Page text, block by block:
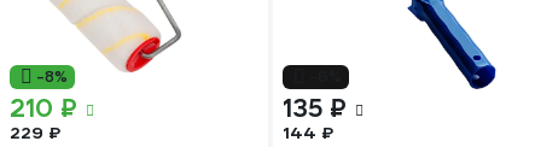
-8%
210 ₽
229 ₽
135 ₽
144 ₽